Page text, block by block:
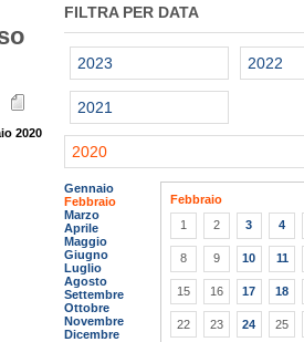
2020
FILTRA PER DATA
2023 2022
2021
2020
Gennaio
Febbraio
Marzo
Aprile
Maggio
Giugno
Luglio
Agosto
Settembre
Ottobre
Novembre
Dicembre
Febbraio
1
2 3 4
8 9 10 11
15 16 17 18
22 23 24 25